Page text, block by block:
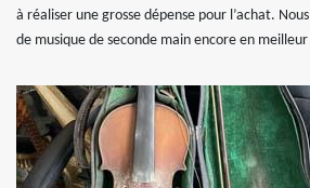
à réaliser une grosse dépense pour l’achat.
de musique de seconde main encore en